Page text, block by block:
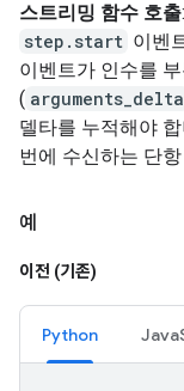
스트리밍 함수 호출
step.start 이벤
이벤트가 인수를
( arguments_delta
델타를 누적해야
번에 수신하는 단
예
이전 (기존)
Python